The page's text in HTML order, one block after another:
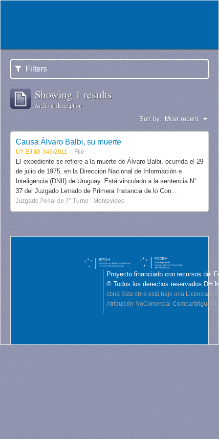
Filters
Showing 1 results
Archival description
Sort by: Most recent
Causa Álvaro Balbi, su muerte
UY EJ 88-346/2011 File
El expediente se refiere a la muerte de Álvaro Balbi, ocurrida el 29
de julio de 1975, en la Dirección Nacional de Información e
Inteligencia (DNII) de Uruguay. Está vinculado a la sentencia N°
37 del Juzgado Letrado de Primera Instancia de lo Con...
Juzgado Penal de 7° Turno - Montevideo
Proyecto financiado con recursos del
© Todos los derechos reservados DH
cbna Esta obra está bajo una Licencia
Atribución-NoComercial-CompartirIgual